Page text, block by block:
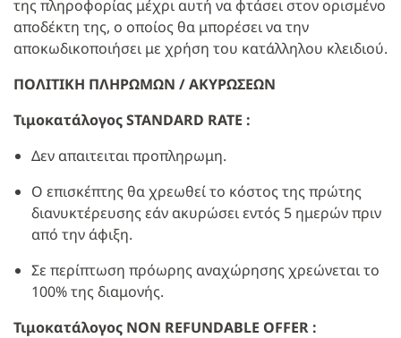
της πληροφορίας μέχρι αυτή να φτάσει στον ορισμένο
αποδέκτη της, ο οποίος θα μπορέσει να την
αποκωδικοποιήσει με χρήση του κατάλληλου κλειδιού.
ΠΟΛΙΤΙΚΗ ΠΛΗΡΩΜΩΝ / ΑΚΥΡΩΣΕΩΝ
ΤιμοκατάλογοςSTANDARD RATE :
Δεν απαιτειται προπληρωμη.
Ο επισκέπτης θα χρεωθεί το κόστος της πρώτης
διανυκτέρευσης εάν ακυρώσει εντός 5 ημερών πριν
από την άφιξη.
Σε περίπτωση πρόωρης αναχώρησης χρεώνεται το
100% της διαμονής.
Τιμοκατάλογος NON REFUNDABLE OFFER :